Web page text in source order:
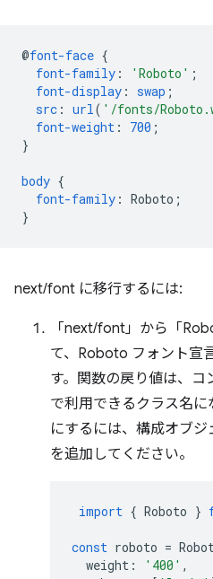
@font-face {
font-family : 'Roboto' ;
font-display : swap ;
src : url( '/fonts/
font-weight : 700 ;
}
body {
font-family : Roboto ;
}
next/font に移行するには:
「next/font」から「
て、Roboto フォント宣
す。関数の戻り値は、コ
で利用できるクラス名
にするには、構成オブジ
を追加してください。
import { Roboto }
const roboto =
weight : '400' ,